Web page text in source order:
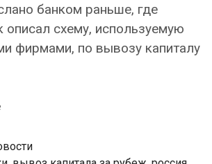
банком раньше, где
описал схему, используемую
фирмами, по вывозу капиталу
Российским
представлен